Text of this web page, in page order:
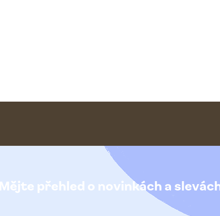
Mějte přehled o novinkácha